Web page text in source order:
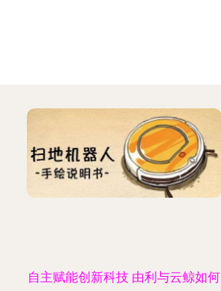
自主赋能创新科技 由利与云鲸如何